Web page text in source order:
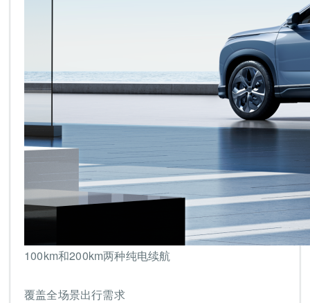
100km和200km两种纯电续航
覆盖全场景出行需求